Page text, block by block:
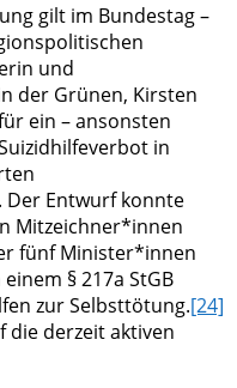
gilt im Bundestag –
und
der Grünen, Kirsten
ein – ansonsten
in
Der Entwurf konnte
Mitzeichner*innen
fünf Minister*innen
§ 217a StGB
zur Selbsttötung.[24]
die derzeit aktiven